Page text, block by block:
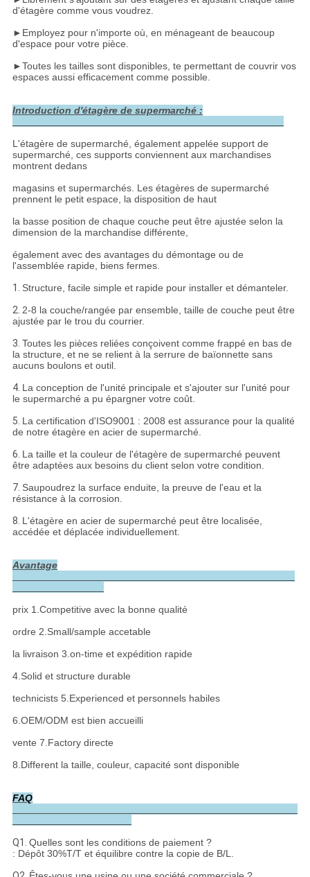
d'étagère comme vous voudrez.
► Employez pour n'importe où, en ménageant de beaucoup
d'espace pour votre pièce.
►Toutes les tailles sont disponibles, te permettant de couvrir vos
espaces aussi efficacement comme possible.
Introduction d'étagère de supermarché :
L'étagère de supermarché, également appelée support de
supermarché, ces supports conviennent aux marchandises
montrent dedans
magasins et supermarchés. Les étagères de supermarché
prennent le petit espace, la disposition de haut
la basse position de chaque couche peut être ajustée selon la
dimension de la marchandise différente,
également avec des avantages du démontage ou de
l'assemblée rapide, biens fermes.
1. Structure, facile simple et rapide pour installer et démanteler.
2. 2-8 la couche/rangée par ensemble, taille de couche peut être
ajustée par le trou du courrier.
3. Toutes les pièces reliées conçoivent comme frappé en bas de
la structure, et ne se relient à la serrure de baïonnette sans
aucuns boulons et outil.
4. La conception de l'unité principale et s'ajouter sur l'unité pour
le supermarché a pu épargner votre coût.
5. La certification d'ISO9001 : 2008 est assurance pour la qualité
de notre étagère en acier de supermarché.
6. La taille et la couleur de l'étagère de supermarché peuvent
être adaptées aux besoins du client selon votre condition.
7. Saupoudrez la surface enduite, la preuve de l'eau et la
résistance à la corrosion.
8. L'étagère en acier de supermarché peut être localisée,
accédée et déplacée individuellement.
Avantage
prix 1.Competitive avec la bonne qualité
ordre 2.Small/sample accetable
la livraison 3.on-time et expédition rapide
4.Solid et structure durable
technicists 5.Experienced et personnels habiles
6.OEM/ODM est bien accueilli
vente 7.Factory directe
8.Different la taille, couleur, capacité sont disponible
FAQ
Q1. Quelles sont les conditions de paiement ?
: Dépôt 30%T/T et équilibre contre la copie de B/L.